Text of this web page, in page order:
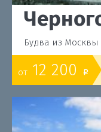
Будва из Москвы
от 12 200 o